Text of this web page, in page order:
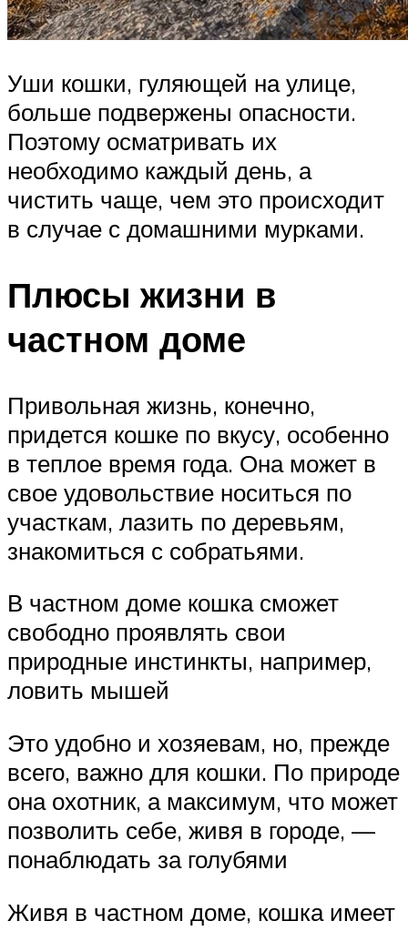
Уши кошки, гуляющей на улице,
больше подвержены опасности.
Поэтому осматривать их
необходимо каждый день, а
чистить чаще, чем это происходит
в случае с домашними мурками.
Плюсы жизни в
частном доме
Привольная жизнь, конечно,
придется кошке по вкусу, особенно
в теплое время года. Она может в
свое удовольствие носиться по
участкам, лазить по деревьям,
знакомиться с собратьями.
В частном доме кошка сможет
свободно проявлять свои
природные инстинкты, например,
ловить мышей
Это удобно и хозяевам, но, прежде
всего, важно для кошки. По природе
она охотник, а максимум, что может
позволить себе, живя в городе, —
понаблюдать за голубями
Живя в частном доме, кошка имеет